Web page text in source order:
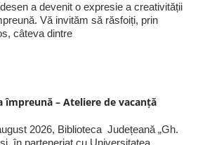
a devenit o expresie a creativității
Vă invităm să răsfoiți, prin
câteva dintre
împreună – Ateliere de vacanță
2026, Biblioteca Județeană „Gh.